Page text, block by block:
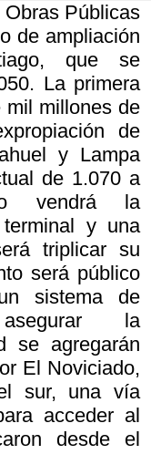
Públicas
de ampliación
que se
La primera
mil millones de
de
y Lampa
de 1.070 a
vendrá la
y una
triplicar su
será público
sistema de
la
se agregarán
El Noviciado,
sur, una vía
acceder al
desde el